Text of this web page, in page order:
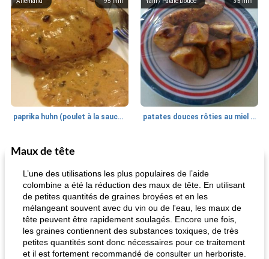
paprika huhn (poulet à la sauce paprika). patates douces rôties au miel / kumara
Petit déjeuner et brunch
Maux de tête
L’une des utilisations les plus populaires de l’aide
colombine a été la réduction des maux de tête. En utilisant
de petites quantités de graines broyées et en les
mélangeant souvent avec du vin ou de l'eau, les maux de
tête peuvent être rapidement soulagés. Encore une fois,
les graines contiennent des substances toxiques, de très
petites quantités sont donc nécessaires pour ce traitement
et il est fortement recommandé de consulter un herboriste.